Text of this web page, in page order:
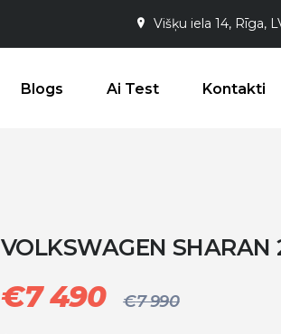
Višķu iela 14, Rīga,
Blogs Ai Test Kontakti
VOLKSWAGEN SHARAN
€7 490 €7 990